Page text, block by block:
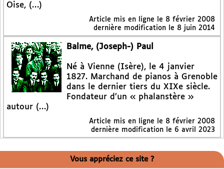
Oise, (…)
Article mis en ligne le 8 février 2008
dernière modification le 8 juin 2014
Balme, (Joseph-) Paul
Né à Vienne (Isère), le 4 janvier
1827. Marchand de pianos à Grenoble
dans le dernier tiers du XIXe siècle.
Fondateur d’un « phalanstère »
autour (…)
Article mis en ligne le 8 février 2008
dernière modification le 6 avril 2023
Vous appréciez ce site ?